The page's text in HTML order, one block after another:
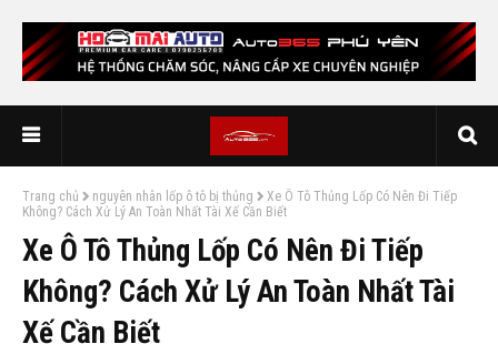
Trang chủ nguyên nhân lốp ô tô bị thủng
Xe Ô Tô Thủng Lốp Có Nên Đi Tiếp
Không? Cách Xử Lý An Toàn Nhất Tài Xế Cần Biết
Xe Ô Tô Thủng Lốp Có Nên Đi Tiếp
Không? Cách Xử Lý An Toàn Nhất Tài
Xế Cần Biết